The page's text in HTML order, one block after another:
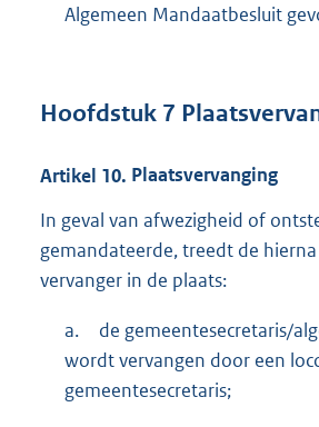
Algemeen Mandaatbesluit
Hoofdstuk 7
Artikel 10. Plaatsvervanging
In geval van afwezigheid of
gemandateerde, treedt de
vervanger in de plaats:
a.
de gemeentesecretaris/
wordt vervangen door een
gemeentesecretaris;